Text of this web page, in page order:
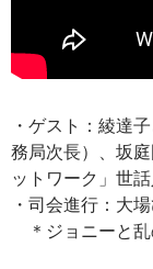
・ゲスト：綾達
務局次長）、坂
ットワーク」世話
・司会進行：大
＊ジョニーと乱